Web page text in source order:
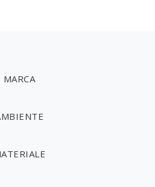
MARCA